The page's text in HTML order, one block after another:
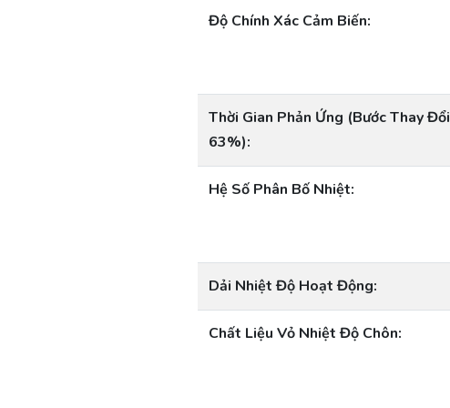
Độ Chính Xác Cảm Biến:
Thời Gian Phản Ứng (Bước Thay Đổi
63%):
Hệ Số Phân Bố Nhiệt:
Dải Nhiệt Độ Hoạt Động:
Chất Liệu Vỏ Nhiệt Độ Chôn: